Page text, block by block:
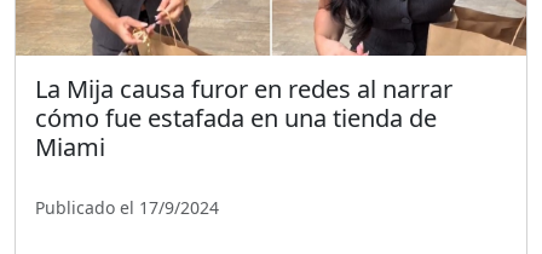
La Mija causa furor en redes al narrar
cómo fue estafada en una tienda de
Miami
Publicado el 17/9/2024